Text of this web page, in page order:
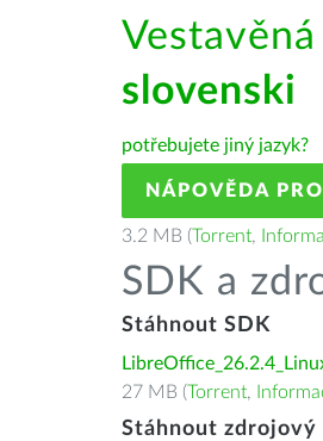
slovenski
potřebujete jiný jazyk?
NÁPOVĚDA
3.2 MB (Torrent,
SDK a
Stáhnout SDK
27 MB (Torrent,
Stáhnout zdrojový